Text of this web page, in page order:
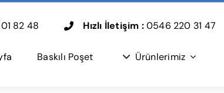
82 48 Hızlı İletişim :0546 220 31 47
Baskılı Poşet Ürünlerimiz